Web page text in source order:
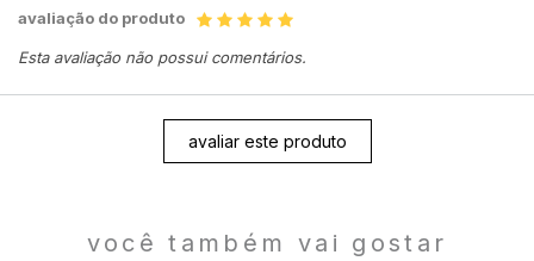
avaliação do produto
Esta avaliação não possui comentários.
avaliar este produto
você também vai gostar